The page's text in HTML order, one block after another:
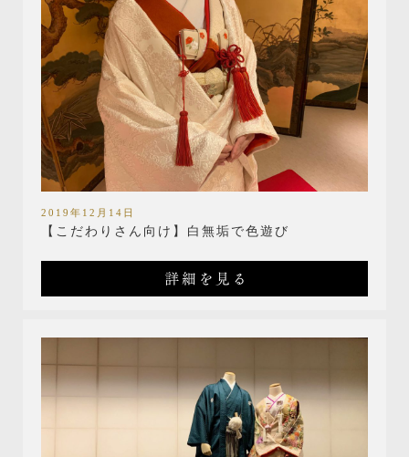
2019年12月14日
【こだわりさん向け】白無垢で色遊び